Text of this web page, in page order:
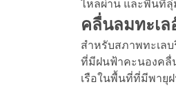
ไหลผ่าน และพื้นที่
คลื่นลมทะเ
สำหรับสภาพทะเล
ที่มีฝนฟ้าคะนองคลื่น
เรือในพื้นที่ที่มีพายุ